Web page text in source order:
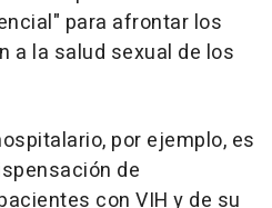
para afrontar los
a la salud sexual de los
por ejemplo, es
de
con VIH y de su